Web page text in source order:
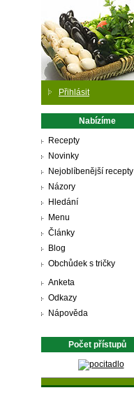
Přihlásit
Nabízíme
Recepty
Novinky
Nejoblíbenější recepty
Názory
Hledání
Menu
Články
Blog
Obchůdek s tričky
Anketa
Odkazy
Nápověda
Počet přístupů